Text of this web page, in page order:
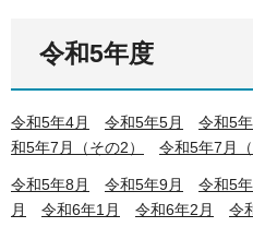
令和5年度
令和5年4月 令和5年5月 令和5
和5年7月（その2）
令和5年7月（
令和5年8月 令和5年9月 令和5
月
令和6年1月 令和6年2月 令